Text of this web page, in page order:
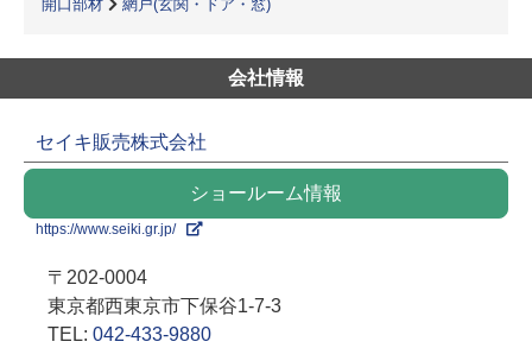
開口部材 網戸(玄関・ドア・窓)
会社情報
セイキ販売株式会社
ショールーム情報
https://www.seiki.gr.jp/
〒202-0004
東京都西東京市下保谷1-7-3
TEL: 042-433-9880